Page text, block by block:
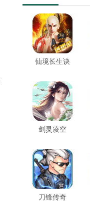
仙境长生诀
剑灵凌空
刀锋传奇